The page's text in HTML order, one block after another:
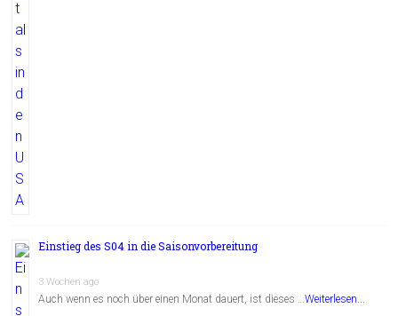
Einstieg des S04 in die Saisonvorbereitung
3 Wochen ago
Auch wenn es noch über einen Monat dauert, ist dieses …Weiterlesen...